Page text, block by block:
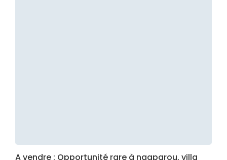
A vendre : Opportunité rare à ngaparou, villa